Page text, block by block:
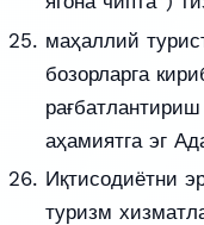
маҳаллий
бозорларга
аҳамиятга эг
Иқтисодиётни
туризм